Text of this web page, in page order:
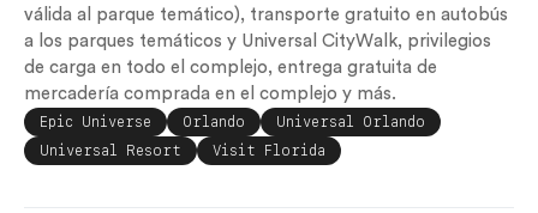
válida al parque temático), transporte gratuito en autobús
a los parques temáticos y Universal CityWalk, privilegios
de carga en todo el complejo, entrega gratuita de
mercadería comprada en el complejo y más.
Epic Universe Orlando
Universal Orlando
Universal Resort
Visit Florida